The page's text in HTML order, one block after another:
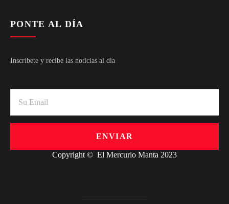
PONTE AL DÍA
Inscríbete y recibe las noticias al día
ENVIAR
Copyright © El Mercurio Manta 2023